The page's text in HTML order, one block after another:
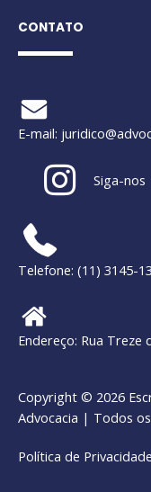
CONTATO
E-mail:
Siga-nos
Telefone: (11) 3145-
Endereço: Rua Treze
Copyright © 2026
Advocacia | Todos
Política de Privacidade